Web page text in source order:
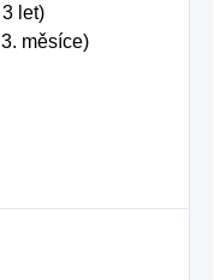
let)
měsíce)